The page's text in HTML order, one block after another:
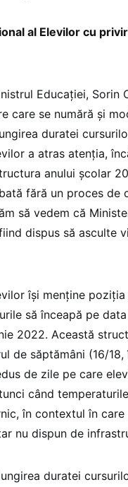
al Elevilor cu
Educației, Sorin
care se numără și
duratei
a atras atenția,
anului școlar
fără un proces de
să vedem că
dispus să asculte
își menține
să înceapă pe
2022. Această
de săptămâni (16/
de zile pe care
când
în contextul în
nu dispun de
duratei